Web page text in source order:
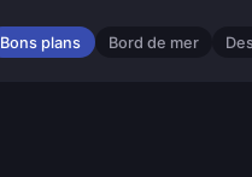
Bons plans Bord de mer